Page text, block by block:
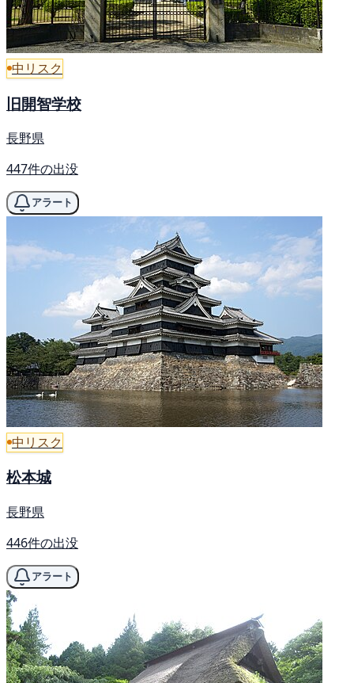
中リスク
旧開智学校
長野県
447件の出没
アラート
中リスク
松本城
長野県
446件の出没
アラート